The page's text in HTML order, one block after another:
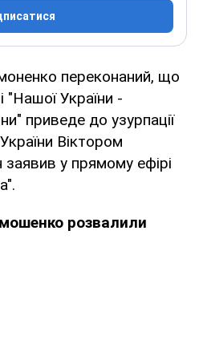
переконаний, що
"Нашої України -
приведе до узурпації
Віктором
у прямому ефірі
розвалили